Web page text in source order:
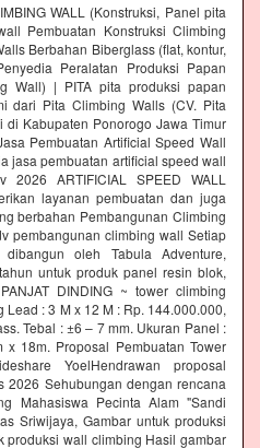
WALL (Konstruksi, Panel pita
Pembuatan Konstruksi Climbing
Berbahan Biberglass (flat, kontur,
Peralatan Produksi Papan
Wall) | PITA pita produksi papan
dari Pita Climbing Walls (CV. Pita
Kabupaten Ponorogo Jawa Timur
Pembuatan Artificial Speed Wall
jasa pembuatan artificial speed wall
ARTIFICIAL SPEED WALL
layanan pembuatan dan juga
berbahan Pembangunan Climbing
pembangunan climbing wall Setiap
oleh Tabula Adventure,
untuk produk panel resin blok,
DINDING ~ tower climbing
: 3 M x 12 M : Rp. 144.000.000,
Tebal : ±6 – 7 mm. Ukuran Panel :
18m. Proposal Pembuatan Tower
YoelHendrawan proposal
2026 Sehubungan dengan rencana
Mahasiswa Pecinta Alam "Sandi
Sriwijaya, Gambar untuk produksi
produksi wall climbing Hasil gambar